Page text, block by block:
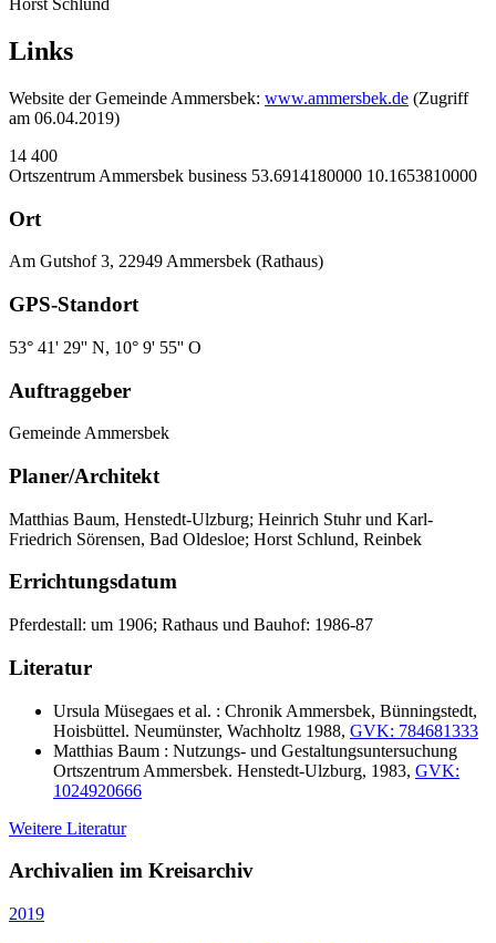
Horst Schlund
Links
Website der Gemeinde Ammersbek: www.ammersbek.de (Zugriff
am 06.04.2019)
14 400
Ortszentrum Ammersbek business 53.6914180000 10.1653810000
Ort
Am Gutshof 3, 22949 Ammersbek (Rathaus)
GPS-Standort
53° 41' 29'' N, 10° 9' 55'' O
Auftraggeber
Gemeinde Ammersbek
Planer/Architekt
Matthias Baum, Henstedt-Ulzburg; Heinrich Stuhr und Karl-
Friedrich Sörensen, Bad Oldesloe; Horst Schlund, Reinbek
Errichtungsdatum
Pferdestall: um 1906; Rathaus und Bauhof: 1986-87
Literatur
Ursula Müsegaes et al. : Chronik Ammersbek, Bünningstedt,
Hoisbüttel. Neumünster, Wachholtz 1988, GVK: 784681333
Matthias Baum : Nutzungs- und Gestaltungsuntersuchung
Ortszentrum Ammersbek. Henstedt-Ulzburg, 1983, GVK:
1024920666
Weitere Literatur
Archivalien im Kreisarchiv
2019